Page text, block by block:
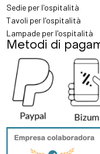
Sedie per l'ospitalità
Tavoli per l'ospitalità
Lampade per l'ospitalità
Metodi di